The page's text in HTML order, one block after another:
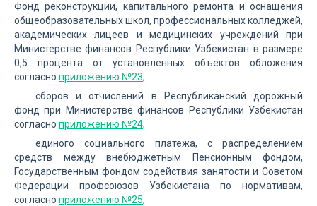
Фонд реконструкции, капитального ремонта и оснащения
общеобразовательных школ, профессиональных колледжей,
академических лицеев и медицинских учреждений при
Министерстве финансов Республики Узбекистан в размере
0,5 процента от установленных объектов обложения
согласно приложению №23;
сборов и отчислений в Республиканский дорожный
фонд при Министерстве финансов Республики Узбекистан
согласно приложению №24;
единого социального платежа, с распределением
средств между внебюджетным Пенсионным фондом,
Государственным фондом содействия занятости и Советом
Федерации профсоюзов Узбекистана по нормативам,
согласно приложению №25;